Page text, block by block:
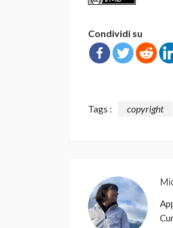
Condividi su
Tags : copyright